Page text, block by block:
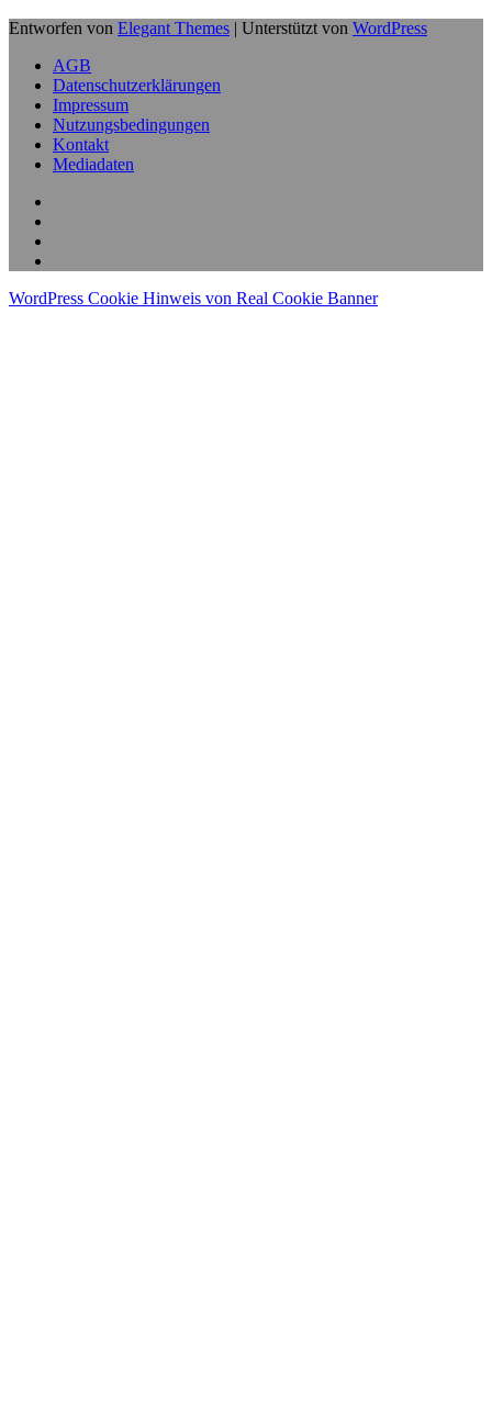
Entworfen von Elegant Themes | Unterstützt von WordPress
AGB
Datenschutzerklärungen
Impressum
Nutzungsbedingungen
Kontakt
Mediadaten
WordPress Cookie Hinweis von Real Cookie Banner